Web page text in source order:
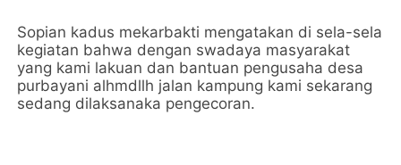
Sopian kadus mekarbakti mengatakan di sela-sela
kegiatan bahwa dengan swadaya masyarakat
yang kami lakuan dan bantuan pengusaha desa
purbayani alhmdllh jalan kampung kami sekarang
sedang dilaksanaka pengecoran.